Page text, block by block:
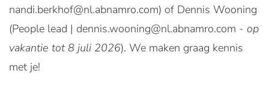
nandi.berkhof@nl.abnamro.com) of Dennis Wooning
(People lead | dennis.wooning@nl.abnamro.com - op
vakantie tot 8 juli 2026). We maken graag kennis
met je!